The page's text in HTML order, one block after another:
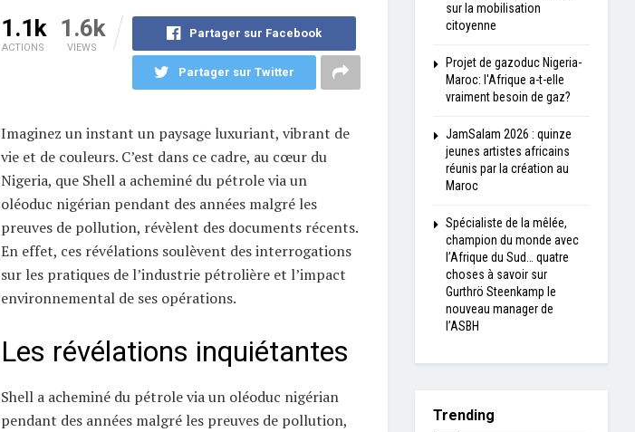
1.1k
ACTIONS
1.6k
VIEWS
Partager sur Facebook
Partager sur Twitter
Imaginez un instant un paysage luxuriant, vibrant de
vie et de couleurs. C’est dans ce cadre, au cœur du
Nigeria, que Shell a acheminé du pétrole via un
oléoduc nigérian pendant des années malgré les
preuves de pollution, révèlent des documents récents.
En effet, ces révélations soulèvent des interrogations
sur les pratiques de l’industrie pétrolière et l’impact
environnemental de ses opérations.
Les révélations inquiétantes
Shell a acheminé du pétrole via un oléoduc nigérian
pendant des années malgré les preuves de pollution,
sur la mobilisation
citoyenne
Projet de gazoduc Nigeria-
Maroc: l'Afrique a-t-elle
vraiment besoin de gaz?
JamSalam 2026 : quinze
jeunes artistes africains
réunis par la création au
Maroc
Spécialiste de la mêlée,
champion du monde avec
l’Afrique du Sud… quatre
choses à savoir sur
Gurthrö Steenkamp le
nouveau manager de
l’ASBH
Trending